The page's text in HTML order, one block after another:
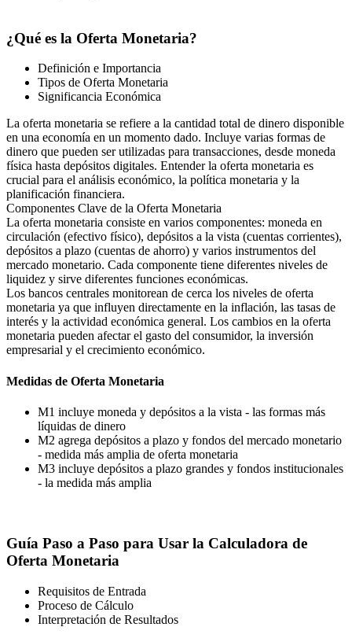
¿Qué es la Oferta Monetaria?
Definición e Importancia
Tipos de Oferta Monetaria
Significancia Económica
La oferta monetaria se refiere a la cantidad total de dinero disponible
en una economía en un momento dado. Incluye varias formas de
dinero que pueden ser utilizadas para transacciones, desde moneda
física hasta depósitos digitales. Entender la oferta monetaria es
crucial para el análisis económico, la política monetaria y la
planificación financiera.
Componentes Clave de la Oferta Monetaria
La oferta monetaria consiste en varios componentes: moneda en
circulación (efectivo físico), depósitos a la vista (cuentas corrientes),
depósitos a plazo (cuentas de ahorro) y varios instrumentos del
mercado monetario. Cada componente tiene diferentes niveles de
liquidez y sirve diferentes funciones económicas.
Los bancos centrales monitorean de cerca los niveles de oferta
monetaria ya que influyen directamente en la inflación, las tasas de
interés y la actividad económica general. Los cambios en la oferta
monetaria pueden afectar el gasto del consumidor, la inversión
empresarial y el crecimiento económico.
Medidas de Oferta Monetaria
M1 incluye moneda y depósitos a la vista - las formas más
líquidas de dinero
M2 agrega depósitos a plazo y fondos del mercado monetario
- medida más amplia de oferta monetaria
M3 incluye depósitos a plazo grandes y fondos institucionales
- la medida más amplia
Guía Paso a Paso para Usar la Calculadora de
Oferta Monetaria
Requisitos de Entrada
Proceso de Cálculo
Interpretación de Resultados